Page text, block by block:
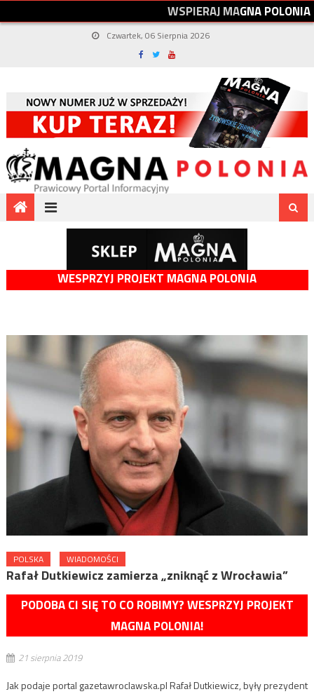
WSPIERAJMAGNAPOLONIA
Czwartek, 06 Sierpnia 2026
WESPRZYJ PROJEKT MAGNA POLONIA
POLSKA WIADOMOŚCI
Rafał Dutkiewicz zamierza „zniknąć z Wrocławia”
PODOBA CI SIĘ TO CO ROBIMY? WESPRZYJ PROJEKT
MAGNA POLONIA!
21 sierpnia 2019
Jak podaje portal gazetawroclawska.pl Rafał Dutkiewicz, były prezydent